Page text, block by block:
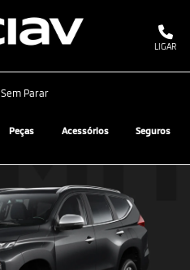
LIGAR
Sem Parar
Peças Acessórios Seguros